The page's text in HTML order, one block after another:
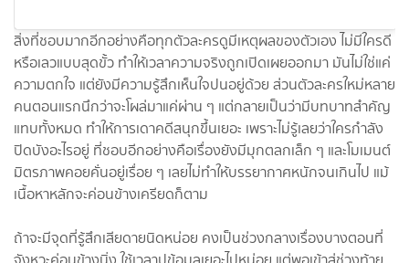
สิ่งที่ชอบมากอีกอย่างคือทุกตัวละครดูมีเหตุผลของตัวเอง ไม่มีใครดี
หรือเลวแบบสุดขั้ว ทำให้เวลาความจริงถูกเปิดเผยออกมา มันไม่ใช่แค่
ความตกใจ แต่ยังมีความรู้สึกเห็นใจปนอยู่ด้วย ส่วนตัวละครใหม่หลาย
คนตอนแรกนึกว่าจะโผล่มาแค่ผ่าน ๆ แต่กลายเป็นว่ามีบทบาทสำคัญ
แทบทั้งหมด ทำให้การเดาคดีสนุกขึ้นเยอะ เพราะไม่รู้เลยว่าใครกำลัง
ปิดบังอะไรอยู่ ที่ชอบอีกอย่างคือเรื่องยังมีมุกตลกเล็ก ๆ และโมเมนต์
มิตรภาพคอยคั่นอยู่เรื่อย ๆ เลยไม่ทำให้บรรยากาศหนักจนเกินไป แม้
เนื้อหาหลักจะค่อนข้างเครียดก็ตาม
ถ้าจะมีจุดที่รู้สึกเสียดายนิดหน่อย คงเป็นช่วงกลางเรื่องบางตอนที่